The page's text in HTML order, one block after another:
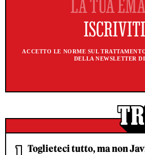
ACCETTO LE NORME SUL
DELLA NEWSLETTER
Toglieteci tutto, ma non